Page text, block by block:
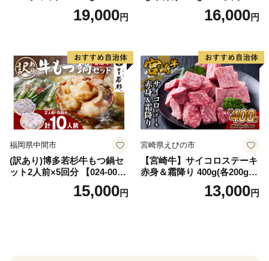
19,000円
牛肉 焼肉用 薄切り 訳あり サ
16,000円
福岡県中間市
(訳あり)博多若杉牛もつ鍋セ
ット2人前×5回分 【024-002
15,000円
宮崎県えびの市
【宮崎牛】サイコロステーキ
赤身＆霜降り 400g(各200g×
１P 計2P) 真空パック 冷凍
13,000円